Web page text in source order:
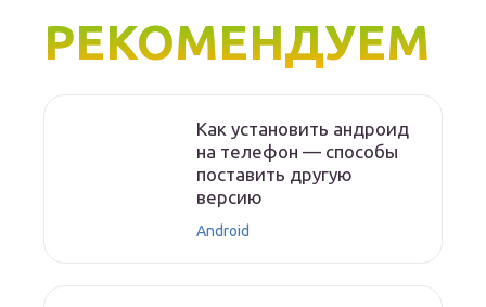
РЕКОМЕНДУЕМ
Как установить андроид
на телефон — способы
поставить другую
версию
Android